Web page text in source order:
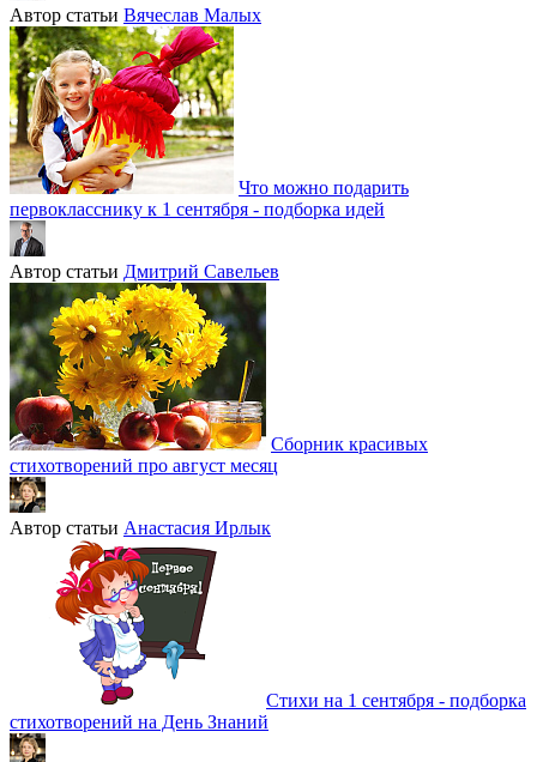
Автор статьи Вячеслав Малых
Что можно подарить
первокласснику к 1 сентября - подборка идей
Автор статьи Дмитрий Савельев
Сборник красивых
стихотворений про август месяц
Автор статьи Анастасия Ирлык
Стихи на 1 сентября - подборка
стихотворений на День Знаний